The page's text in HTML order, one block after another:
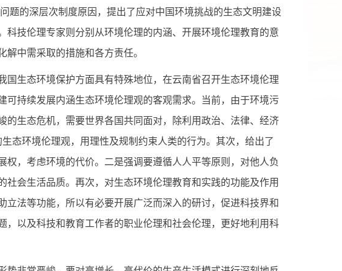
题的深层次制度原因，提出了应对中国环境挑战的生态文明建设
技伦理专家则分别从环境伦理的内涵、开展环境伦理教育的意
中需采取的措施和各方责任。
生态环境保护方面具有特殊地位，在云南省召开生态环境伦理
持续发展内涵生态环境伦理观的客观需求。当前，由于环境污
生态危机，需要世界各国共同面对，除利用政治、法律、经济
态环境伦理观，用理性及规制约束人类的行为。其次，给出了
，考虑环境的代价。二是强调要遵循人人平等原则，对他人负
会生活品质。再次，对生态环境伦理教育和实践的功能及作用
法等功能，所以有必要开展广泛而深入的研讨，促进科技界和
以及科技和教育工作者的职业伦理和社会伦理，更好地利用科